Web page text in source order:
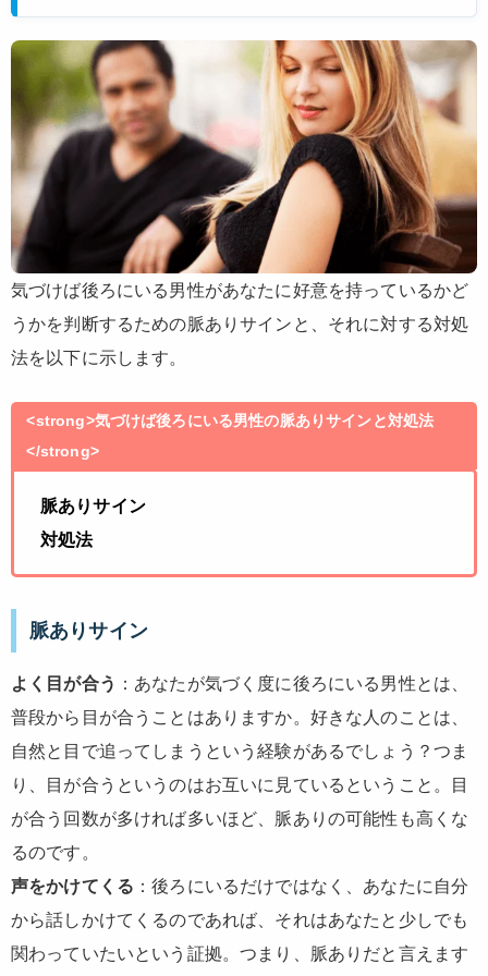
気づけば後ろにいる男性があなたに好意を持っているかど
うかを判断するための脈ありサインと、それに対する対処
法を以下に示します。
<strong>気づけば後ろにいる男性の脈ありサインと対処法
</strong>
脈ありサイン
対処法
脈ありサイン
よく目が合う ：あなたが気づく度に後ろにいる男性とは、
普段から目が合うことはありますか。好きな人のことは、
自然と目で追ってしまうという経験があるでしょう？つま
り、目が合うというのはお互いに見ているということ。目
が合う回数が多ければ多いほど、脈ありの可能性も高くな
るのです。
声をかけてくる ：後ろにいるだけではなく、あなたに自分
から話しかけてくるのであれば、それはあなたと少しでも
関わっていたいという証拠。つまり、脈ありだと言えます